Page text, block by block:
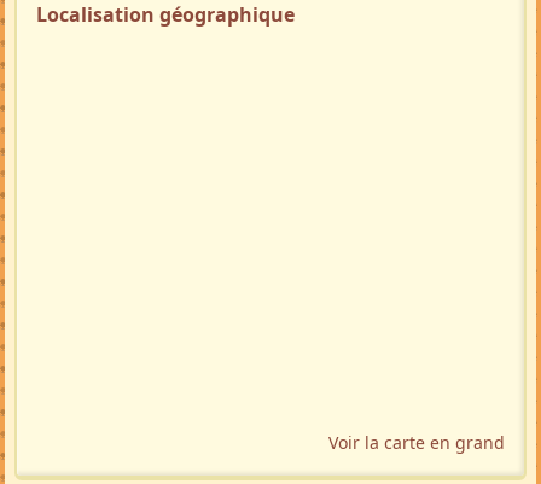
Localisation géographique
Voir la carte en grand